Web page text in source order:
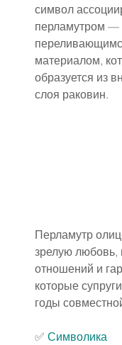
символ
перламутром —
материалом,
образуется из
слоя раковин.
Перламутр
зрелую любовь,
отношений и
которые
годы
✅ Символика